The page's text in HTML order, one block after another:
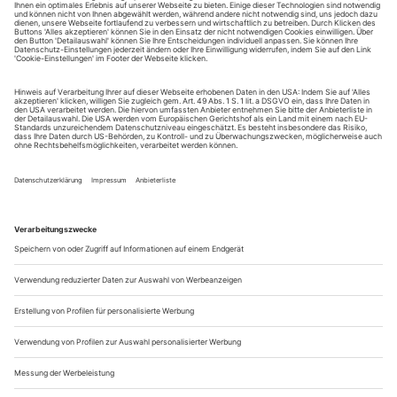
zuletzt sein Manolios-Porträt in Martinůs «Greek Passion» bei den
Salzburger Festspielen gezeigt. Sebastian Kohlhepp führt vor, wie sich
Stimme und Karriere sehr organisch und ohne Druck entwickeln
den schädlichen Einfluss von Agenturen und die Frage, warum
Kinder das Leben eines Opernsängers bereichern
Herr Kohlhepp, war der Salzburger Manolios in Bohuslav Martinůs
Oper «The Greek Passion» ein Schritt in Richtung neues Rollen-
Ein Rollen-Image, das man vielleicht hat, sucht man sich nicht
unbedingt selbst. Man hat ein gewisses Timbre, also werden
einem automatisch...
Der Zauber des Androgynen
Russell Oberlins faszinierender Parcours durch die abendländische
Musikgeschichte